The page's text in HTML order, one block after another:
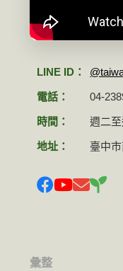
LINE ID：
電話： 04-
時間： 週二
地址： 臺中
彙整